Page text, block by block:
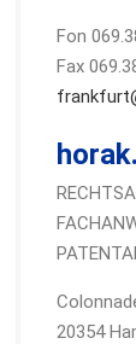
Fon
Fax
horak.
20354